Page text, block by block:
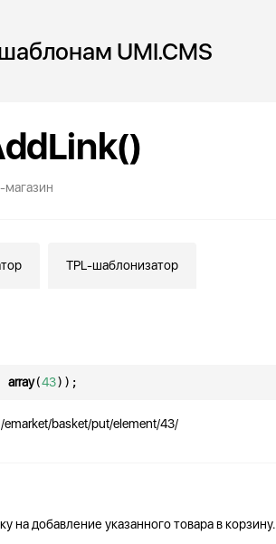
UMI.CMS
магазин
TPL-шаблонизатор
array(43));
basket/put/element/43/
на добавление указанного товара в корзину.